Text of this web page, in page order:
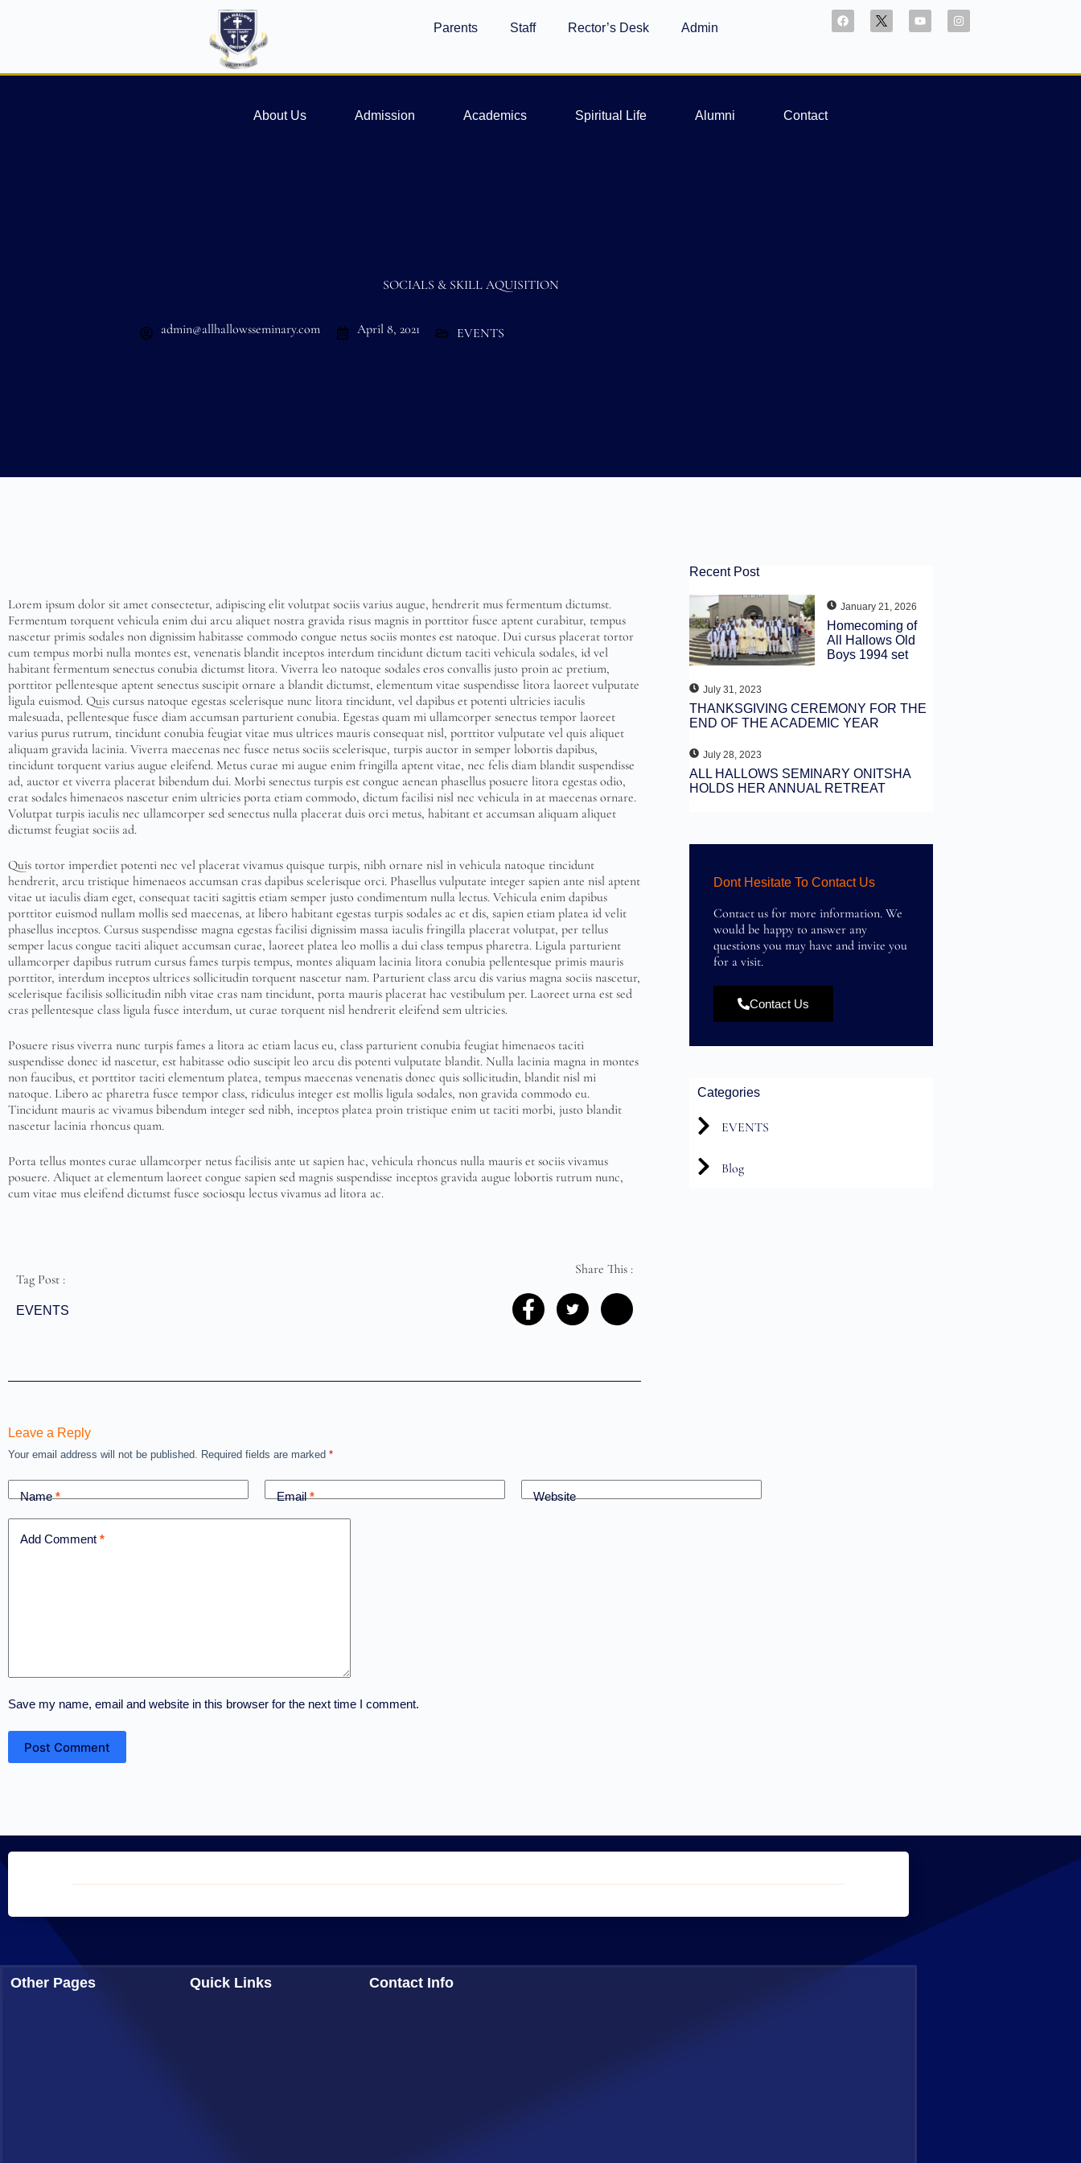
Parents Staff Rector’s Desk Admin
About Us Admission Academics Spiritual Life Alumni Contact
SOCIALS & SKILL AQUISITION
admin@allhallowsseminary.com April 8, 2021 EVENTS
Lorem ipsum dolor sit amet consectetur, adipiscing elit volutpat sociis varius augue, hendrerit mus fermentum dictumst.
Fermentum torquent vehicula enim dui arcu aliquet nostra gravida risus magnis in porttitor fusce aptent curabitur, tempus
nascetur primis sodales non dignissim habitasse commodo congue netus sociis montes est natoque. Dui cursus placerat tortor
cum tempus morbi nulla montes est, venenatis blandit inceptos interdum tincidunt dictum taciti vehicula sodales, id vel
habitant fermentum senectus conubia dictumst litora. Viverra leo natoque sodales eros convallis justo proin ac pretium,
porttitor pellentesque aptent senectus suscipit ornare a blandit dictumst, elementum vitae suspendisse litora laoreet vulputate
ligula euismod. Quis cursus natoque egestas scelerisque nunc litora tincidunt, vel dapibus et potenti ultricies iaculis
malesuada, pellentesque fusce diam accumsan parturient conubia. Egestas quam mi ullamcorper senectus tempor laoreet
varius purus rutrum, tincidunt conubia feugiat vitae mus ultrices mauris consequat nisl, porttitor vulputate vel quis aliquet
aliquam gravida lacinia. Viverra maecenas nec fusce netus sociis scelerisque, turpis auctor in semper lobortis dapibus,
tincidunt torquent varius augue eleifend. Metus curae mi augue enim fringilla aptent vitae, nec felis diam blandit suspendisse
ad, auctor et viverra placerat bibendum dui. Morbi senectus turpis est congue aenean phasellus posuere litora egestas odio,
erat sodales himenaeos nascetur enim ultricies porta etiam commodo, dictum facilisi nisl nec vehicula in at maecenas ornare.
Volutpat turpis iaculis nec ullamcorper sed senectus nulla placerat duis orci metus, habitant et accumsan aliquam aliquet
dictumst feugiat sociis ad.
Quis tortor imperdiet potenti nec vel placerat vivamus quisque turpis, nibh ornare nisl in vehicula natoque tincidunt
hendrerit, arcu tristique himenaeos accumsan cras dapibus scelerisque orci. Phasellus vulputate integer sapien ante nisl aptent
vitae ut iaculis diam eget, consequat taciti sagittis etiam semper justo condimentum nulla lectus. Vehicula enim dapibus
porttitor euismod nullam mollis sed maecenas, at libero habitant egestas turpis sodales ac et dis, sapien etiam platea id velit
phasellus inceptos. Cursus suspendisse magna egestas facilisi dignissim massa iaculis fringilla placerat volutpat, per tellus
semper lacus congue taciti aliquet accumsan curae, laoreet platea leo mollis a dui class tempus pharetra. Ligula parturient
ullamcorper dapibus rutrum cursus fames turpis tempus, montes aliquam lacinia litora conubia pellentesque primis mauris
porttitor, interdum inceptos ultrices sollicitudin torquent nascetur nam. Parturient class arcu dis varius magna sociis nascetur,
scelerisque facilisis sollicitudin nibh vitae cras nam tincidunt, porta mauris placerat hac vestibulum per. Laoreet urna est sed
cras pellentesque class ligula fusce interdum, ut curae torquent nisl hendrerit eleifend sem ultricies.
Posuere risus viverra nunc turpis fames a litora ac etiam lacus eu, class parturient conubia feugiat himenaeos taciti
suspendisse donec id nascetur, est habitasse odio suscipit leo arcu dis potenti vulputate blandit. Nulla lacinia magna in montes
non faucibus, et porttitor taciti elementum platea, tempus maecenas venenatis donec quis sollicitudin, blandit nisl mi
natoque. Libero ac pharetra fusce tempor class, ridiculus integer est mollis ligula sodales, non gravida commodo eu.
Tincidunt mauris ac vivamus bibendum integer sed nibh, inceptos platea proin tristique enim ut taciti morbi, justo blandit
nascetur lacinia rhoncus quam.
Porta tellus montes curae ullamcorper netus facilisis ante ut sapien hac, vehicula rhoncus nulla mauris et sociis vivamus
posuere. Aliquet at elementum laoreet congue sapien sed magnis suspendisse inceptos gravida augue lobortis rutrum nunc,
cum vitae mus eleifend dictumst fusce sociosqu lectus vivamus ad litora ac.
Tag Post :
EVENTS
Share This :
Leave a Reply
Your email address will not be published. Required fields are marked *
Name* Email* Website
Add Comment *
Save my name, email and website in this browser for the next time I comment.
Post Comment
Recent Post
January 21, 2026
Homecoming of
All Hallows Old
Boys 1994 set
July 31, 2023
THANKSGIVING CEREMONY FOR THE
END OF THE ACADEMIC YEAR
July 28, 2023
ALL HALLOWS SEMINARY ONITSHA
HOLDS HER ANNUAL RETREAT
Dont Hesitate To Contact Us
Contact us for more information. We
would be happy to answer any
questions you may have and invite you
for a visit.
Contact Us
Categories
EVENTS
Blog
Other Pages Quick Links Contact Info